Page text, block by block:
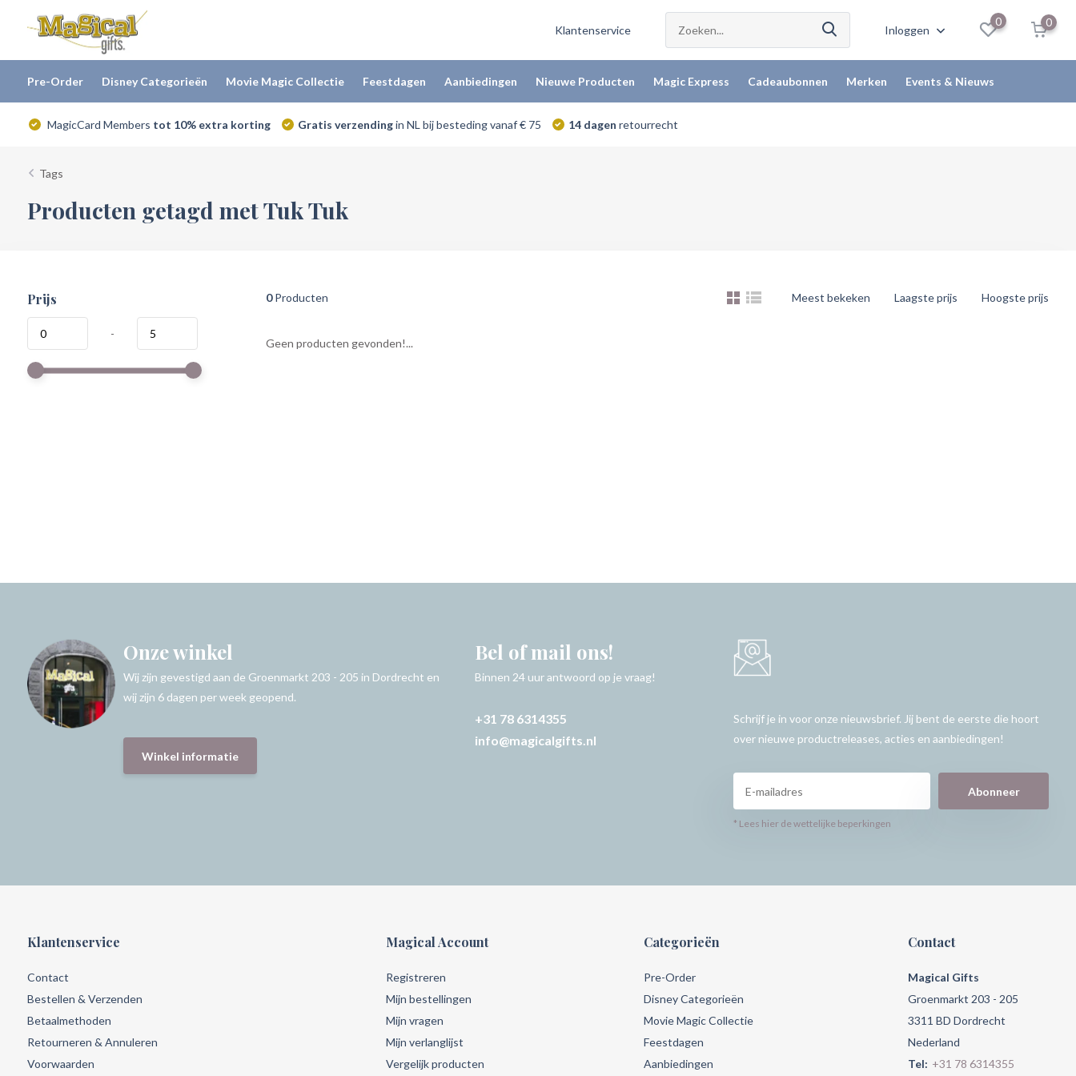
Klantenservice Inloggen
0 0
Pre-Order Disney Categorieën Movie Magic Collectie Feestdagen Aanbiedingen Nieuwe Producten Magic Express Cadeaubonnen Merken Events & Nieuws
MagicCard Members tot 10% extra korting Gratis verzendingin NL bij besteding vanaf € 75 14 dagen retourrecht
Tags
Producten getagd met Tuk Tuk
Prijs
-
0Producten Meest bekeken Laagste prijs Hoogste prijs
Geen producten gevonden!...
Onze winkel
Wij zijn gevestigd aan de Groenmarkt 203 - 205 in Dordrecht en
wij zijn 6 dagen per week geopend.
Winkel informatie
Bel of mail ons!
Binnen 24 uur antwoord op je vraag!
+31 78 6314355
info@magicalgifts.nl
Schrijf je in voor onze nieuwsbrief. Jij bent de eerste die hoort
over nieuwe productreleases, acties en aanbiedingen!
Abonneer
* Lees hier de wettelijke beperkingen
Klantenservice
Contact
Bestellen & Verzenden
Betaalmethoden
Retourneren & Annuleren
Voorwaarden
Magical Account
Registreren
Mijn bestellingen
Mijn vragen
Mijn verlanglijst
Vergelijk producten
Categorieën
Pre-Order
Disney Categorieën
Movie Magic Collectie
Feestdagen
Aanbiedingen
Contact
Magical Gifts
Groenmarkt 203 - 205
3311 BD Dordrecht
Nederland
Tel: +31 78 6314355